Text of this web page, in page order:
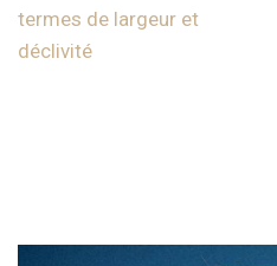
termes de largeur et
déclivité